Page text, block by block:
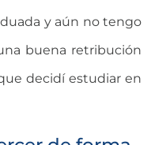
y aún no tengo
buena retribución
decidí estudiar en